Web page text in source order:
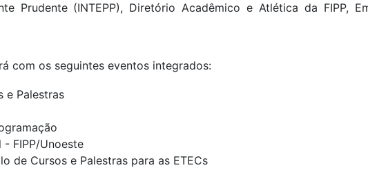
Prudente (INTEPP), Diretório Acadêmico e Atlética da FIPP,
com os seguintes eventos integrados:
e Palestras
- FIPP/Unoeste
de Cursos e Palestras para as ETECs